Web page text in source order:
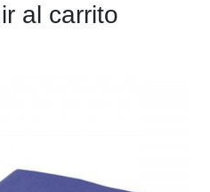
al carrito